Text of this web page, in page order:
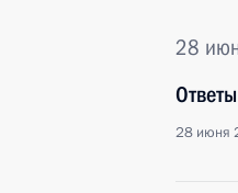
28
28 июня